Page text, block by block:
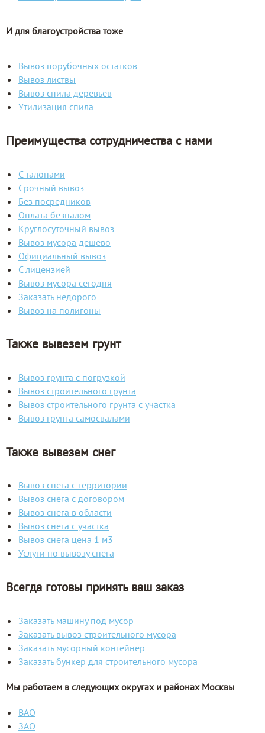
И для благоустройства тоже
Вывоз порубочных остатков
Вывоз листвы
Вывоз спила деревьев
Утилизация спила
Преимущества сотрудничества с нами
С талонами
Срочный вывоз
Без посредников
Оплата безналом
Круглосуточный вывоз
Вывоз мусора дешево
Официальный вывоз
С лицензией
Вывоз мусора сегодня
Заказать недорого
Вывоз на полигоны
Также вывезем грунт
Вывоз грунта с погрузкой
Вывоз строительного грунта
Вывоз строительного грунта с участка
Вывоз грунта самосвалами
Также вывезем снег
Вывоз снега с территории
Вывоз снега с договором
Вывоз снега в области
Вывоз снега с участка
Вывоз снега цена 1 м3
Услуги по вывозу снега
Всегда готовы принять ваш заказ
Заказать машину под мусор
Заказать вывоз строительного мусора
Заказать мусорный контейнер
Заказать бункер для строительного мусора
Мы работаем в следующих округах и районах Москвы
ВАО
ЗАО